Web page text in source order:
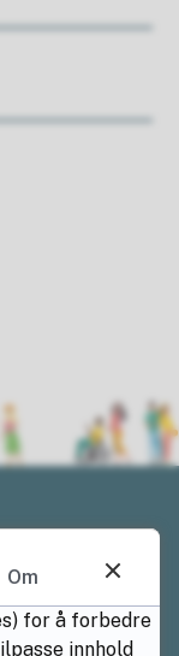
Om
for å forbedre
innhold